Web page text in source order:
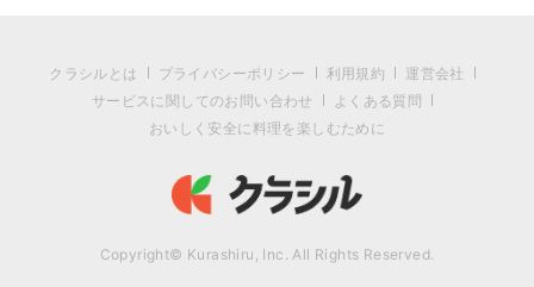
クラシルとは プライバシーポリシー 利用規約
運営会社
サービスに関してのお問い合わせ
よくある質問
おいしく安全に料理を楽しむために
Copyright© Kurashiru, Inc. All Rights Reserved.